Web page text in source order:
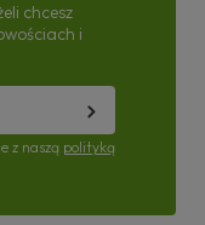
chcesz
i
z naszą polityką